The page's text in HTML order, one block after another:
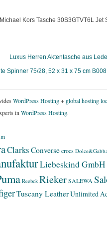
Luxus Herren Aktentasche aus
Spinner 75/28, 52 x 31 x 75 cm
WordPress Hosting+ global hosting
in WordPress Hosting.
Clarks Converse crocs
Liebeskind
Reebok Rieker SALEWA
Tuscany LeatherUnlimited